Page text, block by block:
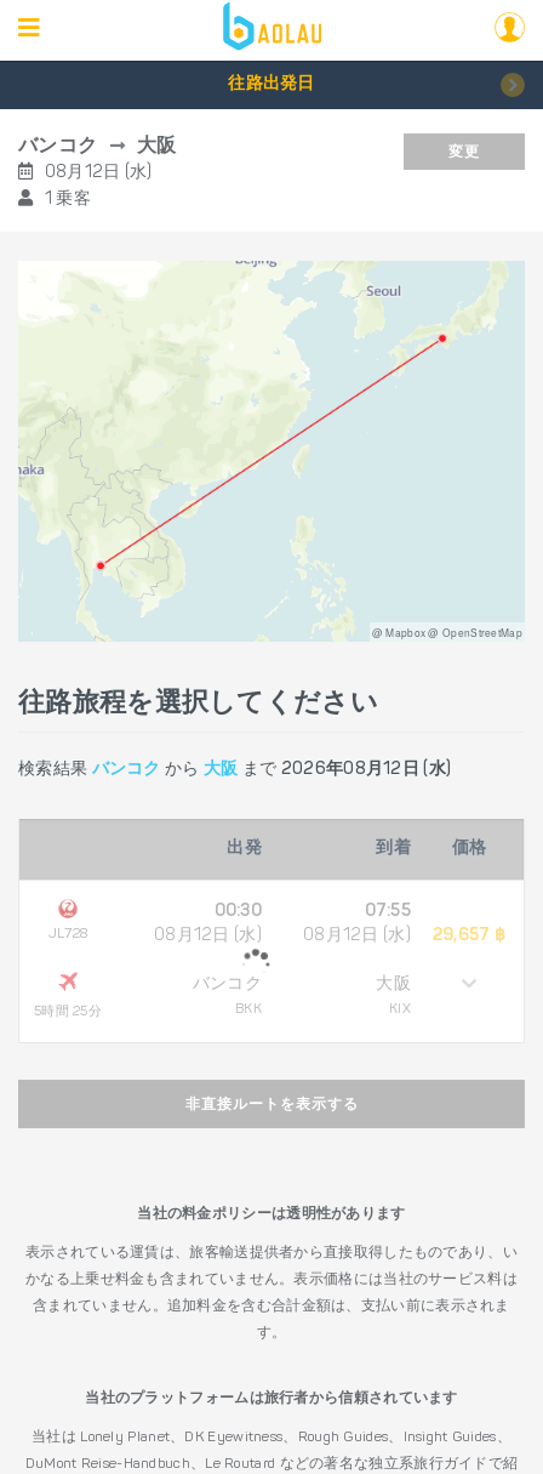
往路出発日
バンコク 大阪
08月12日 (水)
1 乗客
変更
@ Mapbox @ OpenStreetMap
往路旅程を選択してください
検索結果 バンコク から 大阪 まで 2026年08月12日 (水)
出発 到着 価格
JL728
5時間 25分
00:30
08月12日 (水)
バンコク
BKK
07:55
08月12日 (水)
大阪
KIX
29,657 ฿
非直接ルートを表示する
当社の料金ポリシーは透明性があります
表示されている運賃は、旅客輸送提供者から直接取得したものであり、い
かなる上乗せ料金も含まれていません。表示価格には当社のサービス料は
含まれていません。追加料金を含む合計金額は、支払い前に表示されま
す。
当社のプラットフォームは旅行者から信頼されています
当社は Lonely Planet、DK Eyewitness、Rough Guides、Insight Guides、
DuMont Reise-Handbuch、Le Routard などの著名な独立系旅行ガイドで紹